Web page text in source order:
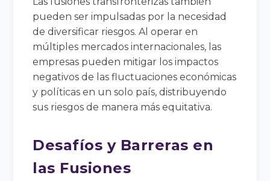
pueden ser impulsadas por la necesidad
de diversificar riesgos. Al operar en
múltiples mercados internacionales, las
empresas pueden mitigar los impactos
negativos de las fluctuaciones económicas
y políticas en un solo país, distribuyendo
sus riesgos de manera más equitativa.
Desafíos y Barreras en
las Fusiones